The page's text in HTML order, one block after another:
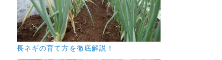
長ネギの育て方を徹底解説！